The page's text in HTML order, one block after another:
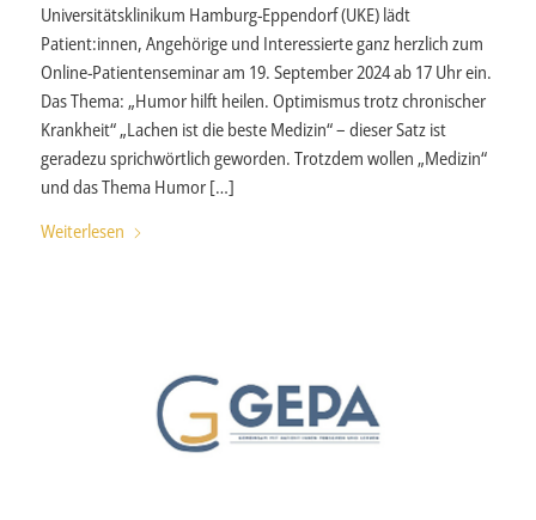
Universitätsklinikum Hamburg-Eppendorf (UKE) lädt
Patient:innen, Angehörige und Interessierte ganz herzlich zum
Online-Patientenseminar am 19. September 2024 ab 17 Uhr ein.
Das Thema: „Humor hilft heilen. Optimismus trotz chronischer
Krankheit“ „Lachen ist die beste Medizin“ – dieser Satz ist
geradezu sprichwörtlich geworden. Trotzdem wollen „Medizin“
und das Thema Humor […]
Weiterlesen